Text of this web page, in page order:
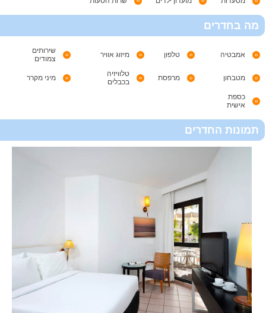
מה בחדרים
אמבטיה טלפון מיזוג אוויר
שירותים
צמודים
מטבחון מרפסת
טלוויזיה
בכבלים
מיני מקרר
כספת
אישית
תמונות החדרים